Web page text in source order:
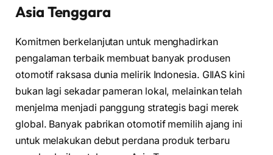
Asia Tenggara
Komitmen berkelanjutan untuk menghadirkan
pengalaman terbaik membuat banyak produsen
otomotif raksasa dunia melirik Indonesia. GIIAS kini
bukan lagi sekadar pameran lokal, melainkan telah
menjelma menjadi panggung strategis bagi merek
global. Banyak pabrikan otomotif memilih ajang ini
untuk melakukan debut perdana produk terbaru